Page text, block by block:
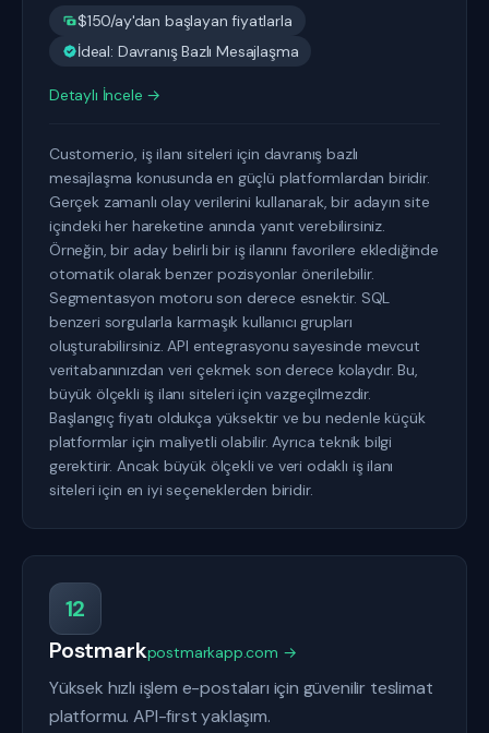
$150/ay'dan başlayan fiyatlarla
İdeal: Davranış Bazlı Mesajlaşma
Detaylı İncele →
Customer.io, iş ilanı siteleri için davranış bazlı
mesajlaşma konusunda en güçlü platformlardan biridir.
Gerçek zamanlı olay verilerini kullanarak, bir adayın site
içindeki her hareketine anında yanıt verebilirsiniz.
Örneğin, bir aday belirli bir iş ilanını favorilere eklediğinde
otomatik olarak benzer pozisyonlar önerilebilir.
Segmentasyon motoru son derece esnektir. SQL
benzeri sorgularla karmaşık kullanıcı grupları
oluşturabilirsiniz. API entegrasyonu sayesinde mevcut
veritabanınızdan veri çekmek son derece kolaydır. Bu,
büyük ölçekli iş ilanı siteleri için vazgeçilmezdir.
Başlangıç fiyatı oldukça yüksektir ve bu nedenle küçük
platformlar için maliyetli olabilir. Ayrıca teknik bilgi
gerektirir. Ancak büyük ölçekli ve veri odaklı iş ilanı
siteleri için en iyi seçeneklerden biridir.
12
Postmarkpostmarkapp.com →
Yüksek hızlı işlem e-postaları için güvenilir teslimat
platformu. API-first yaklaşım.